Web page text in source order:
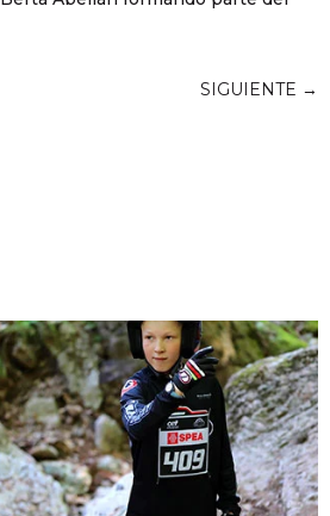
SIGUIENTE →